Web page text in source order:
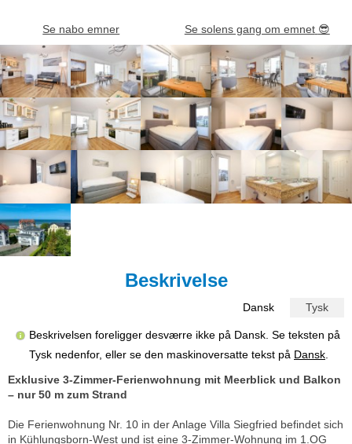
Se nabo emner Se solens gang om emnet 😎
Beskrivelse
Dansk Tysk
Beskrivelsen foreligger desværre ikke på Dansk. Se teksten på
Tysk nedenfor, eller se den maskinoversatte tekst på Dansk
Exklusive 3-Zimmer-Ferienwohnung mit Meerblick und Balkon
– nur 50 m zum Strand
Die Ferienwohnung Nr. 10 in der Anlage Villa Siegfried befindet sich
in Kühlungsborn-West und ist eine 3-Zimmer-Wohnung im 1.OG